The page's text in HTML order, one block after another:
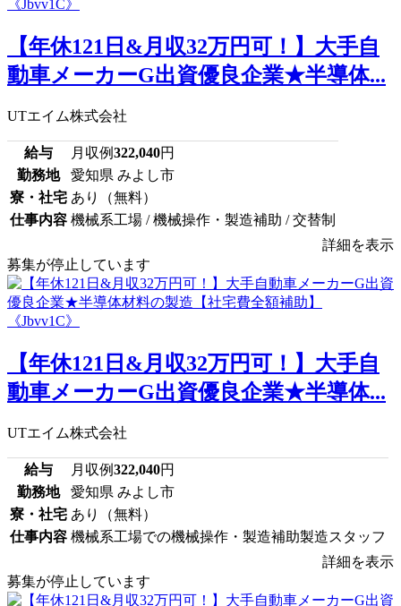
【年休121日&月収32万円可！】大手自
動車メーカーG出資優良企業★半導体...
UTエイム株式会社
給与 月収例322,040円
勤務地
愛知県 みよし市
寮・社宅 あり（無料）
仕事内容 機械系工場 / 機械操作・製造補助 / 交替制
詳細を表示
募集が停止しています
【年休121日&月収32万円可！】大手自
動車メーカーG出資優良企業★半導体...
UTエイム株式会社
給与 月収例322,040円
勤務地
愛知県 みよし市
寮・社宅 あり（無料）
仕事内容 機械系工場での機械操作・製造補助製造スタッフ
詳細を表示
募集が停止しています